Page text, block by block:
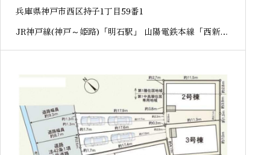
兵庫県神戸市西区持子1丁目59番1
JR神戸線(神戸～姫路)「明石駅」 山陽電鉄本線「西新町
駅」